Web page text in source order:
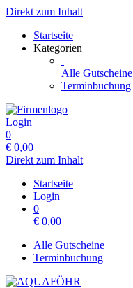
Direkt zum Inhalt
Startseite
Kategorien
Alle Gutscheine
Terminbuchung
Login
0
€ 0,00
Direkt zum Inhalt
Startseite
Login
0
€ 0,00
Alle Gutscheine
Terminbuchung